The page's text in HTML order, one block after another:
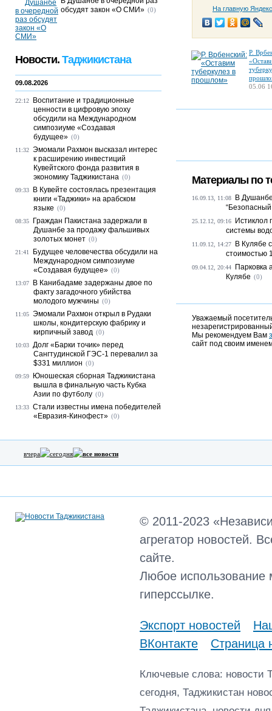
На главную
Р.
05.06
Материалы по
16.09.13, 11:08
В
“Безопасный
25.12.12, 09:16
Истиклол
системы
11.09.12, 14:27
В Кулябе
стоимостью
09.04.12, 20:44
Парковка
Кулябе (0)
Уважаемый
Мы рекомендуем Вам
сайт под своим
обсудят закон «О СМИ» (0)
Новости. Таджикистана
09.08.2026
22:12
Воспитание и традиционные
ценности в цифровую эпоху
обсудили на Международном
симпозиуме «Создавая
будущее» (0)
11:32 Эмомали Рахмон высказал интерес
к расширению инвестиций
Кувейтского фонда развития в
экономику Таджикистана (0)
09:33
В Кувейте состоялась презентация
книги «Таджики» на арабском
языке (0)
08:35
Граждан Пакистана задержали в
Душанбе за продажу фальшивых
золотых монет (0)
21:41
Будущее человечества обсудили на
Международном симпозиуме
«Создавая будущее» (0)
13:07
В Канибадаме задержаны двое по
факту загадочного убийства
молодого мужчины (0)
11:05 Эмомали Рахмон открыл в Рудаки
школы, кондитерскую фабрику и
кирпичный завод (0)
10:03 Долг «Барки точик» перед
Сангтудинской ГЭС-1 перевалил за
$331 миллион (0)
09:59
Юношеская сборная Таджикистана
вышла в финальную часть Кубка
Азии по футболу (0)
13:33 Стали известны имена победителей
«Евразия-Кинофест» (0)
вчера сегодня все новости
© 2011-2023
агрегатор новостей.
сайте.
Любое использование
гиперссылке.
Экспорт новостей
ВКонтакте
Страница
Ключевые слова: новости
сегодня, Таджикистан